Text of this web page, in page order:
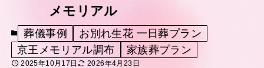
メモリアル
葬儀事例
お別れ生花 一日葬プラン
京王メモリアル調布
家族葬プラン
2025年10月17日 2026年4月23日